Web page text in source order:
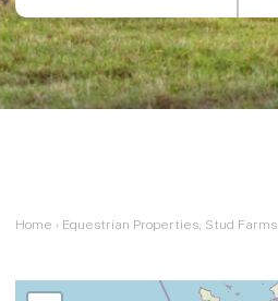
Home › Equestrian Properties, Stud